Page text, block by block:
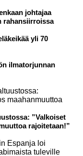
johtajaa
rahansiirroissa
yli 70
ilmatorjunnan
”Valkoiset
rajoitetaan!”